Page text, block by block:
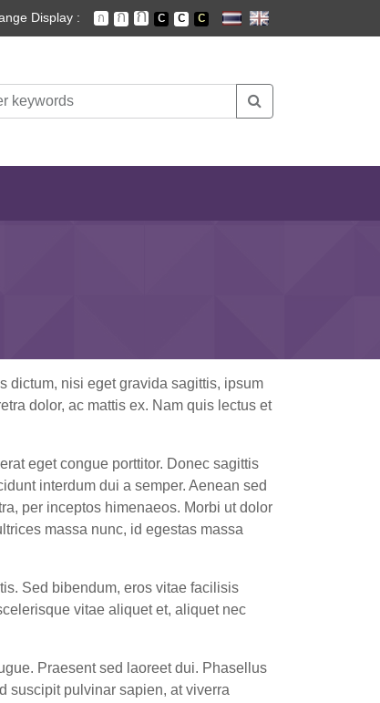
Display :
dictum, nisi eget gravida sagittis, ipsum
dolor, ac mattis ex. Nam quis lectus et
eget congue porttitor. Donec sagittis
interdum dui a semper. Aenean sed
per inceptos himenaeos. Morbi ut dolor
massa nunc, id egestas massa
Sed bibendum, eros vitae facilisis
vitae aliquet et, aliquet nec
Praesent sed laoreet dui. Phasellus
suscipit pulvinar sapien, at viverra